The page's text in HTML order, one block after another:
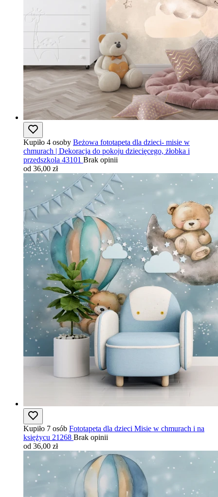
Kupiło 4 osoby Beżowa fototapeta dla dzieci- misie w
chmurach | Dekoracja do pokoju dziecięcego, żłobka i
przedszkola 43101 Brak opinii
od 36,00 zł
Kupiło 7 osób Fototapeta dla dzieci Misie w chmurach i na
księżycu 21268 Brak opinii
od 36,00 zł